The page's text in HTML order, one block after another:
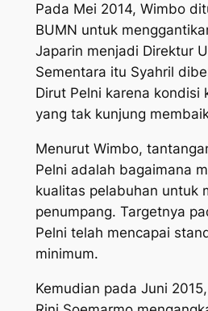
Pada Mei 2014, Wimbo
BUMN untuk
Japarin menjadi Direktur
Sementara itu Syahril
Dirut Pelni karena kondisi
yang tak kunjung
Menurut Wimbo,
Pelni adalah bagaimana
kualitas pelabuhan untuk
penumpang. Targetnya
Pelni telah mencapai
minimum.
Kemudian pada Juni